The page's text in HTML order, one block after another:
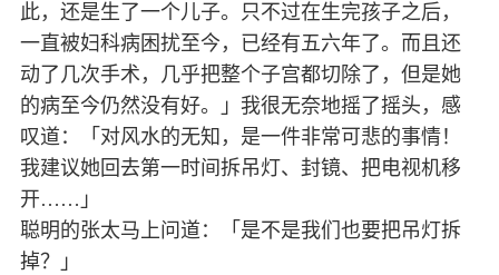
此，还是生了一个儿子。只不过在生完孩子之后，
一直被妇科病困扰至今，已经有五六年了。而且还
动了几次手术，几乎把整个子宫都切除了，但是她
的病至今仍然没有好。」我很无奈地摇了摇头，感
叹道：「对风水的无知，是一件非常可悲的事情！
我建议她回去第一时间拆吊灯、封镜、把电视机移
开……」
聪明的张太马上问道：「是不是我们也要把吊灯拆
掉？」